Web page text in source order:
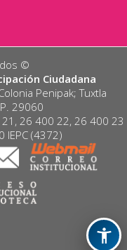
©️
Ciudadana
Penipak; Tuxtla
29060
26 400 22, 26 400 23
IEPC (4372)